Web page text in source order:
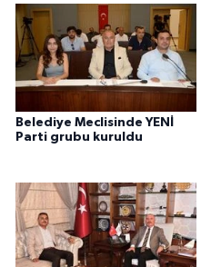
Belediye Meclisinde YENİ
Parti grubu kuruldu